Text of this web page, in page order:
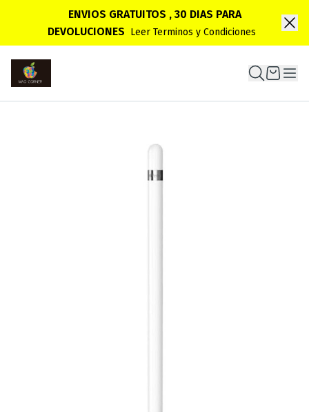
ENVIOS GRATUITOS , 30 DIAS PARA
DEVOLUCIONES Leer Terminos y Condiciones